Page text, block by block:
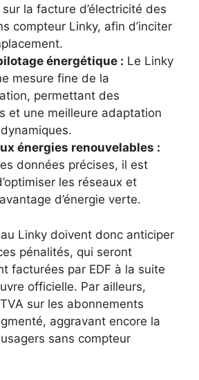
la facture d’électricité des
compteur Linky, afin d’inciter
énergétique : Le Linky
mesure fine de la
permettant des
et une meilleure adaptation
énergies renouvelables :
données précises, il est
les réseaux et
d’énergie verte.
Linky doivent donc anticiper
pénalités, qui seront
facturées par EDF à la suite
officielle. Par ailleurs,
sur les abonnements
aggravant encore la
sans compteur